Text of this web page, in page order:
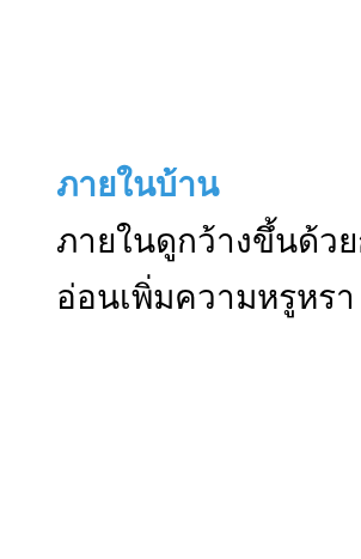
ภายในบ้าน
ภายในดูกว้างขึ้นด้ว
อ่อนเพิ่มความหรูหร